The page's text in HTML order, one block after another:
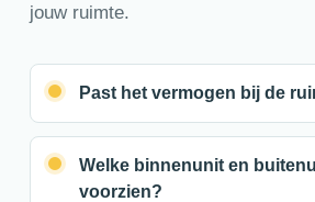
jouw ruimte.
Past het vermogen bij de
Welke binnenunit en
voorzien?